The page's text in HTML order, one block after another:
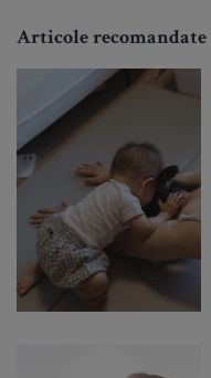
Articole recomandate